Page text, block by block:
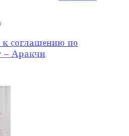
соглашению по
– Аракчи